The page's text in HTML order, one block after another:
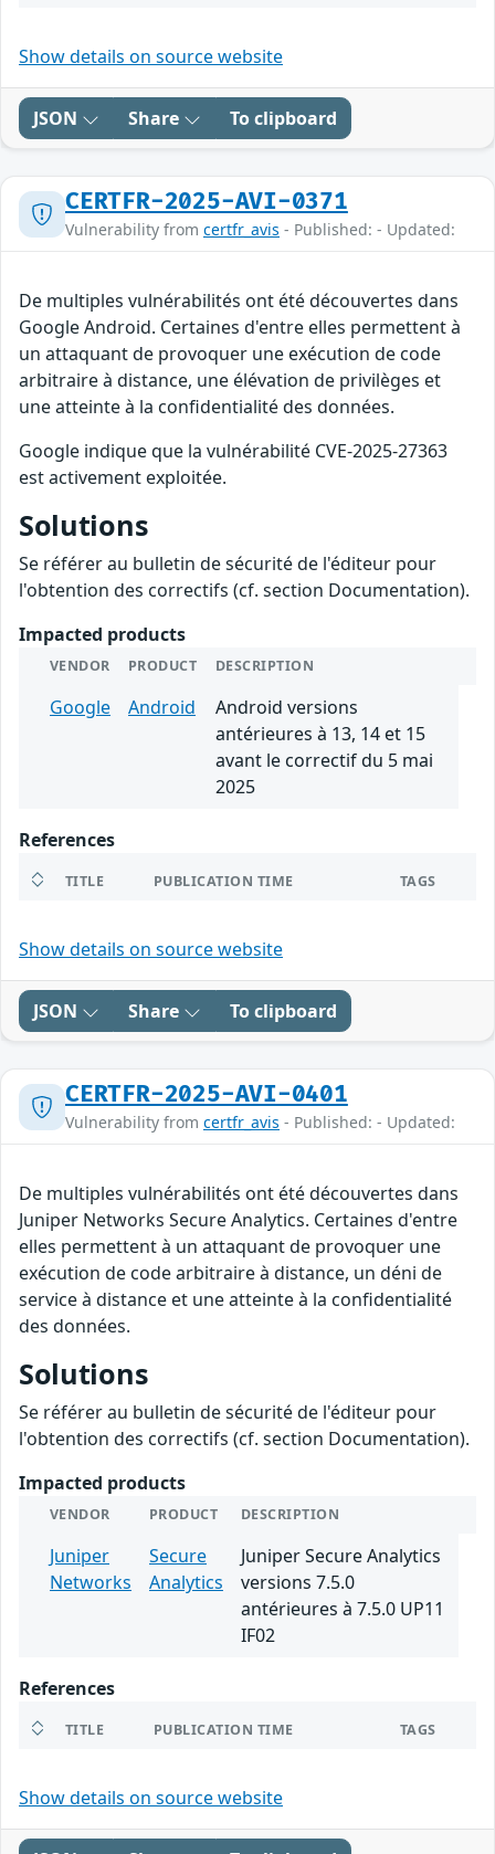
Show details on source website
JSON Share To clipboard
CERTFR-2025-AVI-0371
Vulnerability from certfr_avis - Published: - Updated:
De multiples vulnérabilités ont été découvertes dans
Google Android. Certaines d'entre elles permettent à
un attaquant de provoquer une exécution de code
arbitraire à distance, une élévation de privilèges et
une atteinte à la confidentialité des données.
Google indique que la vulnérabilité CVE-2025-27363
est activement exploitée.
Solutions
Se référer au bulletin de sécurité de l'éditeur pour
l'obtention des correctifs (cf. section Documentation).
Impacted products
VENDOR PRODUCT DESCRIPTION
Google Android
Android versions
antérieures à 13, 14 et 15
avant le correctif du 5 mai
2025
References
TITLE PUBLICATION TIME TAGS
Show details on source website
JSON Share To clipboard
CERTFR-2025-AVI-0401
Vulnerability from certfr_avis - Published: - Updated:
De multiples vulnérabilités ont été découvertes dans
Juniper Networks Secure Analytics. Certaines d'entre
elles permettent à un attaquant de provoquer une
exécution de code arbitraire à distance, un déni de
service à distance et une atteinte à la confidentialité
des données.
Solutions
Se référer au bulletin de sécurité de l'éditeur pour
l'obtention des correctifs (cf. section Documentation).
Impacted products
VENDOR PRODUCT DESCRIPTION
Juniper
Networks
Secure
Analytics
Juniper Secure Analytics
versions 7.5.0
antérieures à 7.5.0 UP11
IF02
References
TITLE PUBLICATION TIME TAGS
Show details on source website